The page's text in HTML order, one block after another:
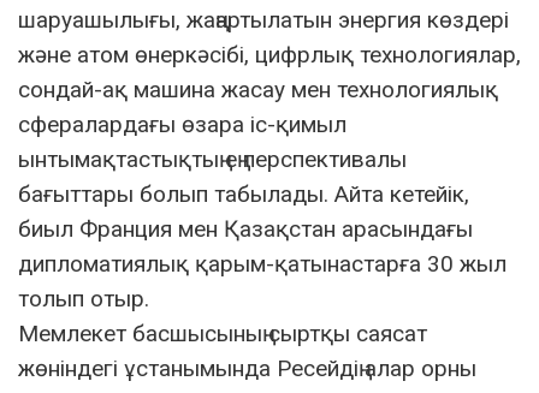
шаруашылығы, жаңартылатын энергия көздері
және атом өнеркәсібі, цифрлық технологиялар,
сондай-ақ машина жасау мен технологиялық
сфералардағы өзара іс-қимыл
ынтымақтастықтың ең перспективалы
бағыттары болып табылады. Айта кетейік,
биыл Франция мен Қазақстан арасындағы
дипломатиялық қарым-қатынастарға 30 жыл
толып отыр.
Мемлекет басшысының сыртқы саясат
жөніндегі ұстанымында Ресейдің алар орны